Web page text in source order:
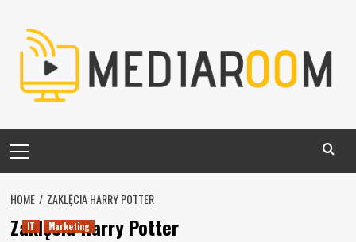
content
Menu
HOME ZAKLĘCIA HARRY POTTER
Zaklęcia Harry Potter
IT Marketing